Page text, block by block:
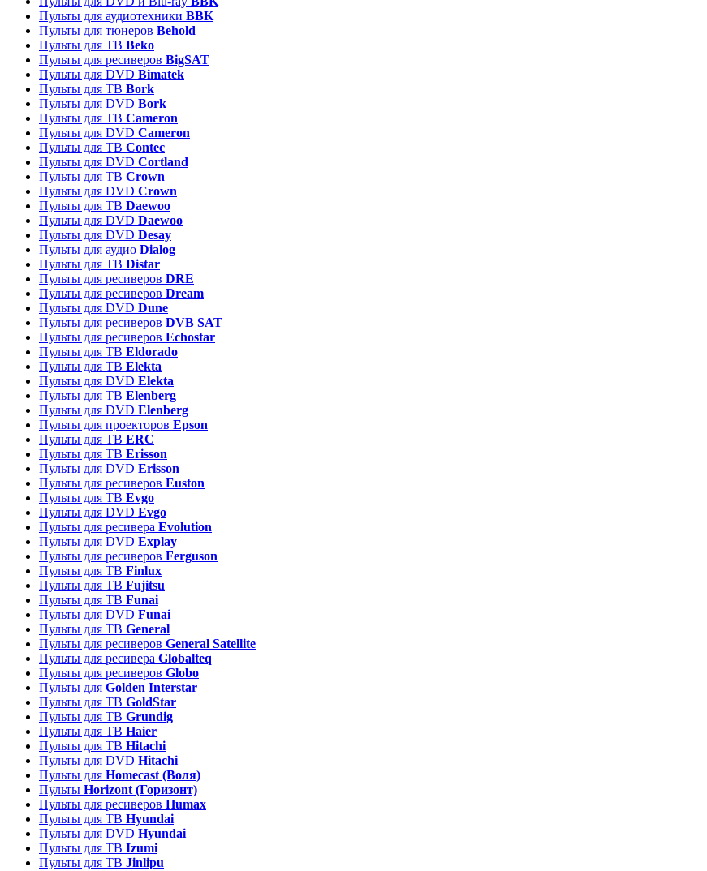
Пульты для аудиотехники BBK
Пульты для тюнеров Behold
Пульты для ТВ Beko
Пульты для ресиверов BigSAT
Пульты для DVD Bimatek
Пульты для ТВ Bork
Пульты для DVD Bork
Пульты для ТВ Cameron
Пульты для DVD Cameron
Пульты для ТВ Contec
Пульты для DVD Cortland
Пульты для ТВ Crown
Пульты для DVD Crown
Пульты для ТВ Daewoo
Пульты для DVD Daewoo
Пульты для DVD Desay
Пульты для аудио Dialog
Пульты для ТВ Distar
Пульты для ресиверов DRE
Пульты для ресиверов Dream
Пульты для DVD Dune
Пульты для ресиверов DVB SAT
Пульты для ресиверов Echostar
Пульты для ТВ Eldorado
Пульты для ТВ Elekta
Пульты для DVD Elekta
Пульты для ТВ Elenberg
Пульты для DVD Elenberg
Пульты для проекторов Epson
Пульты для ТВ ERC
Пульты для ТВ Erisson
Пульты для DVD Erisson
Пульты для ресиверов Euston
Пульты для ТВ Evgo
Пульты для DVD Evgo
Пульты для ресивера Evolution
Пульты для DVD Explay
Пульты для ресиверов Ferguson
Пульты для ТВ Finlux
Пульты для ТВ Fujitsu
Пульты для ТВ Funai
Пульты для DVD Funai
Пульты для ТВ General
Пульты для ресиверов General Satellite
Пульты для ресивера Globalteq
Пульты для ресиверов Globo
Пульты для Golden Interstar
Пульты для ТВ GoldStar
Пульты для ТВ Grundig
Пульты для ТВ Haier
Пульты для ТВ Hitachi
Пульты для DVD Hitachi
Пульты для Homecast (Воля)
Пульты Horizont (Горизонт)
Пульты для ресиверов Humax
Пульты для ТВ Hyundai
Пульты для DVD Hyundai
Пульты для ТВ Izumi
Пульты для ТВ Jinlipu